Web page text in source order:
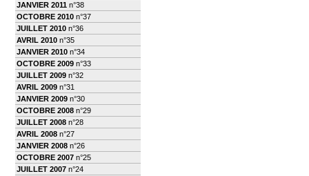
JANVIER 2011 n°38
OCTOBRE 2010 n°37
JUILLET 2010 n°36
AVRIL 2010 n°35
JANVIER 2010 n°34
OCTOBRE 2009 n°33
JUILLET 2009 n°32
AVRIL 2009 n°31
JANVIER 2009 n°30
OCTOBRE 2008 n°29
JUILLET 2008 n°28
AVRIL 2008 n°27
JANVIER 2008 n°26
OCTOBRE 2007 n°25
JUILLET 2007 n°24